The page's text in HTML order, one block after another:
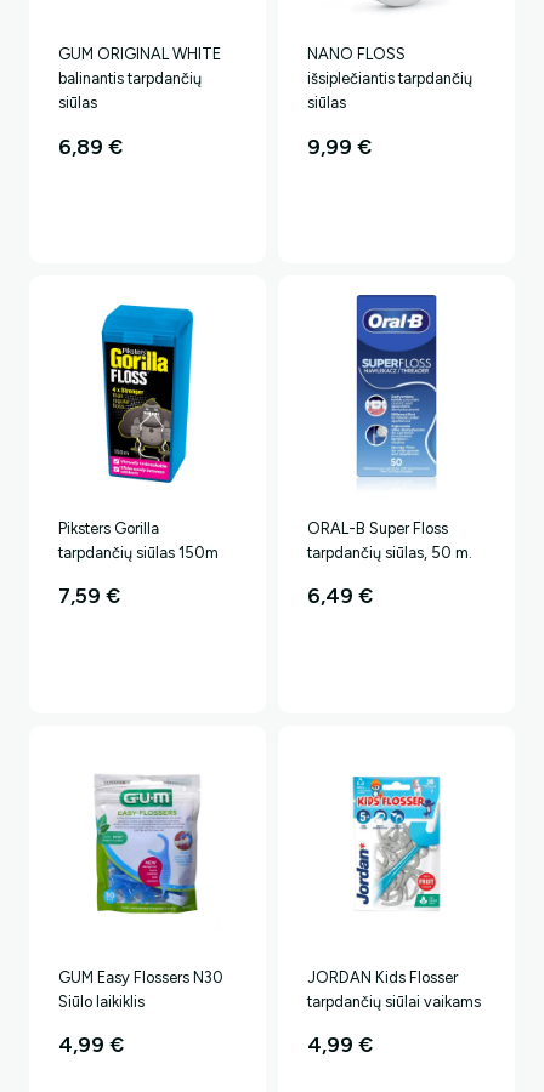
GUM ORIGINAL WHITE
balinantis tarpdančių
siūlas
6,89€
NANO FLOSS
išsiplečiantis tarpdančių
siūlas
9,99€
Piksters Gorilla
tarpdančių siūlas 150m
7,59€
ORAL-B Super Floss
tarpdančių siūlas, 50 m.
6,49€
GUM Easy Flossers N30
Siūlo laikiklis
4,99€
JORDAN Kids Flosser
tarpdančių siūlai vaikams
4,99€